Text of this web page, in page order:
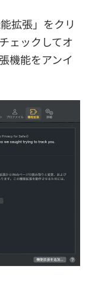
拡張」をクリ
ェックしてオ
機能をアンイ